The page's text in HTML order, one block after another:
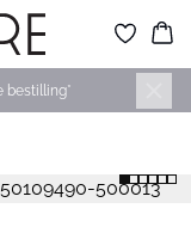
bestilling*